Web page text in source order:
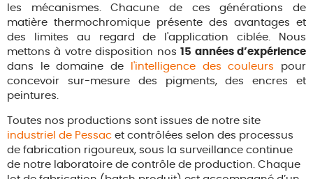
les mécanismes. Chacune de ces générations de
matière thermochromique présente des avantages et
des limites au regard de l'application ciblée. Nous
mettons à votre disposition nos15 années d’expérience
dans le domaine de
l'intelligence des couleurs pour
concevoir sur-mesure des pigments, des encres et
peintures.
Toutes nos productions sont issues de notre site
industriel de Pessac et contrôlées selon des processus
de fabrication rigoureux, sous la surveillance continue
de notre laboratoire de contrôle de production. Chaque